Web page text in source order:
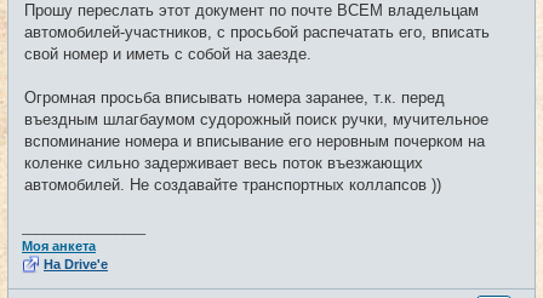
Прошу переслать этот документ по почте ВСЕМ владельцам
автомобилей-участников, с просьбой распечатать его, вписать
свой номер и иметь с собой на заезде.
Огромная просьба вписывать номера заранее, т.к. перед
въездным шлагбаумом судорожный поиск ручки, мучительное
вспоминание номера и вписывание его неровным почерком на
коленке сильно задерживает весь поток въезжающих
автомобилей. Не создавайте транспортных коллапсов ))
Моя анкета
На Drive'e